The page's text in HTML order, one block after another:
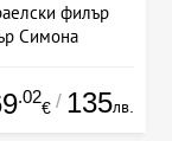
филър
Симона
.02
€ / 135лв.